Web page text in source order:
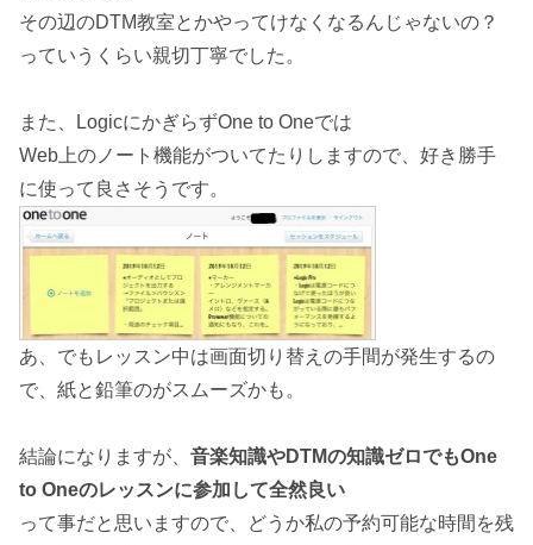
その辺のDTM教室とかやってけなくなるんじゃないの？
っていうくらい親切丁寧でした。
また、LogicにかぎらずOne to Oneでは
Web上のノート機能がついてたりしますので、好き勝手
に使って良さそうです。
あ、でもレッスン中は画面切り替えの手間が発生するの
で、紙と鉛筆のがスムーズかも。
結論になりますが、 音楽知識やDTMの知識ゼロでもOne
to Oneのレッスンに参加して全然良い
って事だと思いますので、どうか私の予約可能な時間を残